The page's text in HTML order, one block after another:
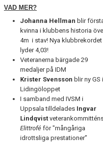
VAD MER?
Johanna Hellman blir
kvinna i klubbens historia
4m i stav! Nya klubbrekordet
lyder 4,03!
Veteranerna bärgade 29
medaljer på IDM
Krister Svensson blir ny GS i
Lidingöloppet
I samband med IVSM i
Uppsala tilldelades Ingvar
Lindqvist
Elittrofé för "mångåriga
idrottsliga prestationer”